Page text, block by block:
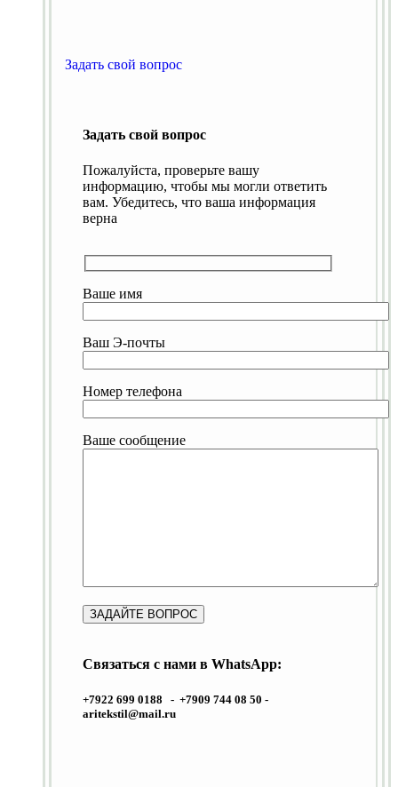
Задать свой вопрос
Задать свой вопрос
Пожалуйста, проверьте вашу
информацию, чтобы мы могли ответить
вам. Убедитесь, что ваша информация
верна
Ваше имя
Ваш Э-почты
Номер телефона
Ваше сообщение
Связаться с нами в WhatsApp:
+7922 699 0188 - +7909 744 08 50 -
aritekstil@mail.ru